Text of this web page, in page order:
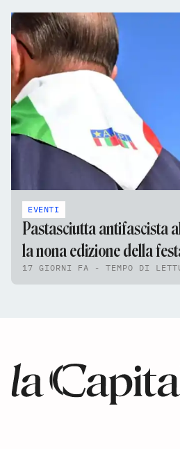
EVENTI
Pastasciutta antifascista
la nona edizione della
17 GIORNI FA - TEMPO DI